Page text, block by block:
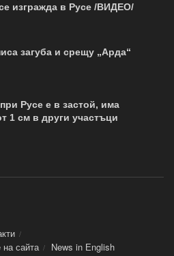
изгражда в Русе /ВИДЕО/
загуба и срещу „Арда“
Русе е в застой, има
1 см в други участъци
сайта
News in Еnglish